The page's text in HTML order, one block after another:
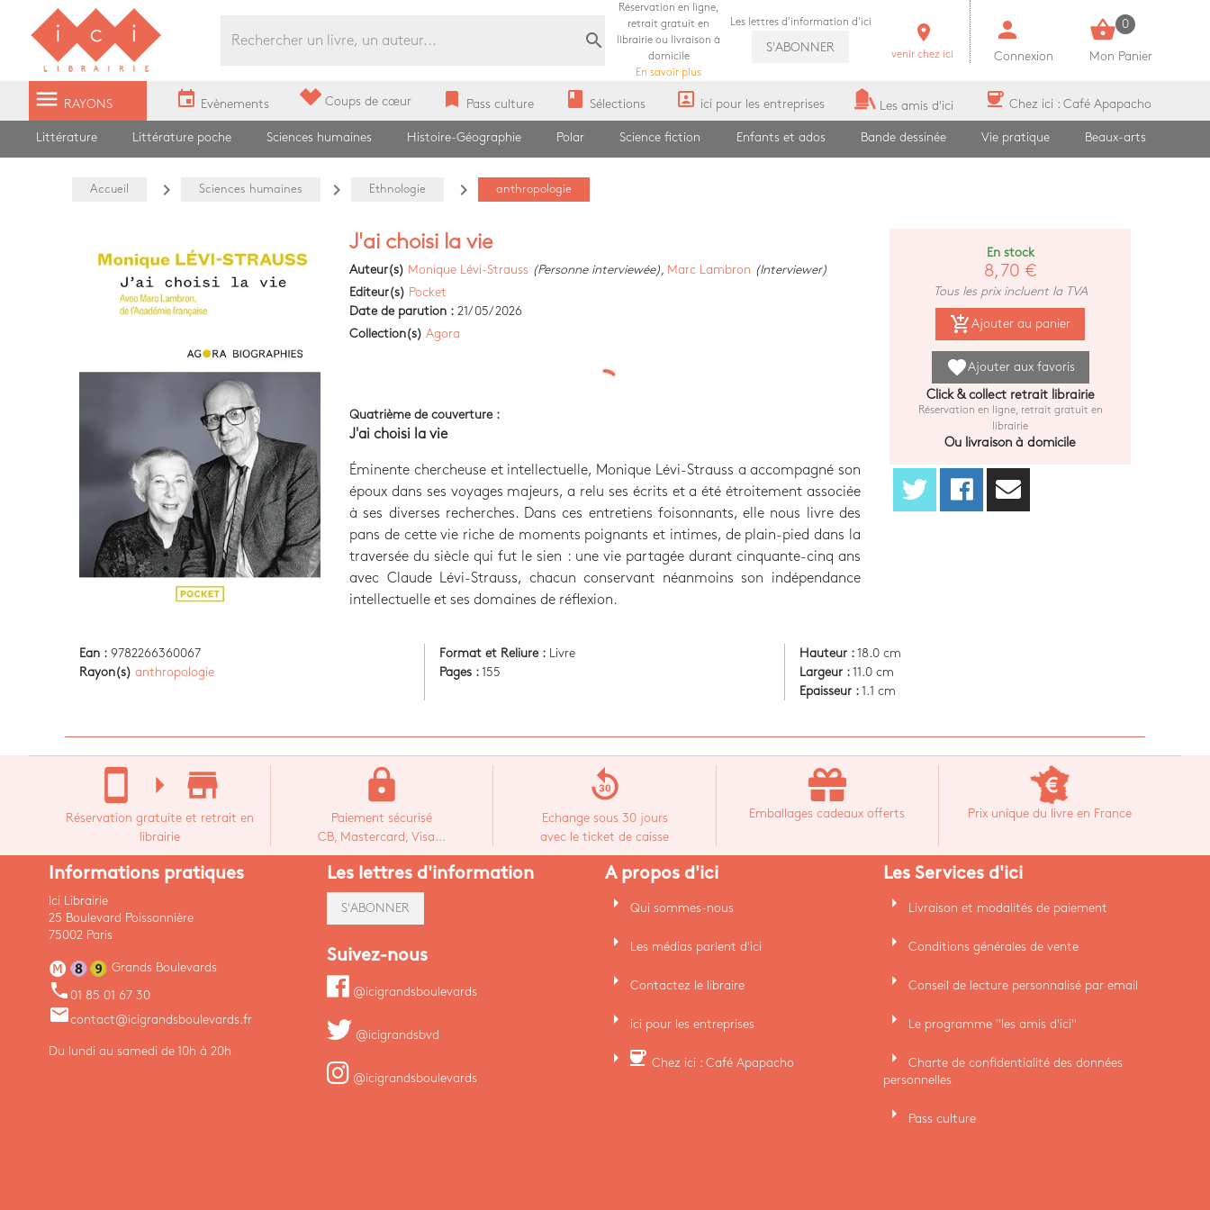
Librairie Ici Grands Boulevards
search
Réservation en ligne,
retrait gratuit en
librairie ou livraison à
domicile
En savoir plus
Les lettres d'information d'ici
S'ABONNER
room
venir chez ici
person
Connexion
shopping_basket 0
Mon Panier
menu RAYONS event Evènements Coups de cœur bookmark Pass culture book Sélections portrait ici pour les entreprises Les amis d'ici coffee Chez ici : Café Apapacho
Littérature Littérature poche Sciences humaines Histoire-Géographie Polar Science fiction Enfants et ados Bande dessinée Vie pratique Beaux-arts
Accueil navigate_next Sciences humaines navigate_next Ethnologie navigate_next anthropologie
J'ai choisi la vie
Auteur(s) Monique Lévi-Strauss (Personne interviewée) Marc Lambron (Interviewer)
Editeur(s) Pocket
Date de parution : 21/05/2026
Collection(s) Agora
Quatrième de couverture :
J'ai choisi la vie
Éminente chercheuse et intellectuelle, Monique Lévi-Strauss a accompagné son
époux dans ses voyages majeurs, a relu ses écrits et a été étroitement associée
à ses diverses recherches. Dans ces entretiens foisonnants, elle nous livre des
pans de cette vie riche de moments poignants et intimes, de plain-pied dans la
traversée du siècle qui fut le sien : une vie partagée durant cinquante-cinq ans
avec Claude Lévi-Strauss, chacun conservant néanmoins son indépendance
intellectuelle et ses domaines de réflexion.
En stock
8,70 €
Tous les prix incluent la TVA
add_shopping_cart Ajouter au panier
favoriteAjouter aux favoris
Click & collect retrait librairie
Réservation en ligne, retrait gratuit en
librairie
Ou livraison à domicile
Ean : 9782266360067
Rayon(s) anthropologie
Format et Reliure :
Livre
Pages : 155
Hauteur : 18.0 cm
Largeur : 11.0 cm
Epaisseur : 1.1 cm
stay_current_portrait arrow_right store_mall_directory
Réservation gratuite et retrait en
librairie
lock
Paiement sécurisé
CB, Mastercard, Visa...
replay_30
Echange sous 30 jours
avec le ticket de caisse
Emballages cadeaux offerts Prix unique du livre en France
Informations pratiques
Ici Librairie
25 Boulevard Poissonnière
75002 Paris
Grands Boulevards
phone 01 85 01 67 30
emailcontact@icigrandsboulevards.fr
Du lundi au samedi de 10h à 20h
Les lettres d'information
S'ABONNER
Suivez-nous
@icigrandsboulevards
@icigrandsbvd
@icigrandsboulevards
A propos d'ici
arrow_right Qui sommes-nous
arrow_right Les médias parlent d'ici
arrow_right Contactez le libraire
arrow_right ici pour les entreprises
arrow_right coffee Chez ici : Café Apapacho
Les Services d'ici
arrow_right Livraison et modalités de paiement
arrow_right Conditions générales de vente
arrow_right Conseil de lecture personnalisé par email
arrow_right Le programme "les amis d'ici"
arrow_right
Charte de confidentialité des données
personnelles
arrow_right Pass culture